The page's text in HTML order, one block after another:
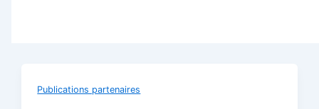
Publications partenaires